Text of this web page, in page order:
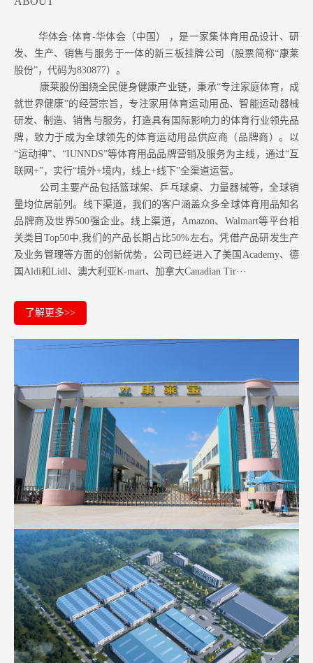
华体会·体育-华体会（中国） ，是一家集体育用品设计、研
发、生产、销售与服务于一体的新三板挂牌公司（股票简称“康莱
股份”，代码为830877）。
康莱股份围绕全民健身健康产业链，秉承“专注家庭体育，成
就世界健康”的经营宗旨，专注家用体育运动用品、智能运动器械
研发、制造、销售与服务，打造具有国际影响力的体育行业领先品
牌，致力于成为全球领先的体育运动用品供应商（品牌商）。以
“运动神”、“IUNNDS”等体育用品品牌营销及服务为主线，通过“互
联网+”，实行“境外+境内，线上+线下”全渠道运营。
公司主要产品包括篮球架、乒乓球桌、力量器械等，全球销
量均位居前列。 线下渠道，我们的客户涵盖众多全球体育用品知名
品牌商及世界500强企业。 线上渠道，Amazon、Walmart等平台相
关类目Top50中,我们的产品长期占比50%左右。凭借产品研发生产
及业务管理等方面的创新优势，公司已经进入了美国Academy、德
国Aldi和Lidl、澳大利亚K-mart、加拿大Canadian Tir···
了解更多>>